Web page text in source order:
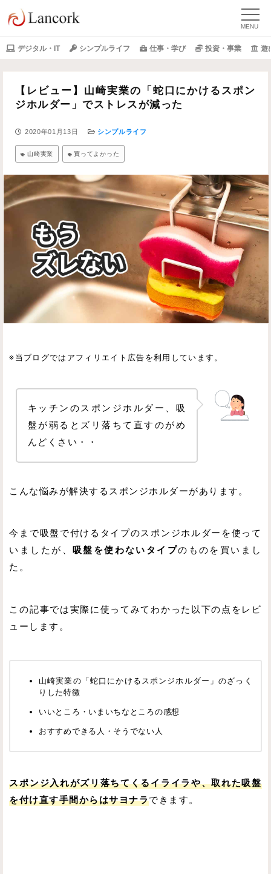
デジタル・IT シンプルライフ 仕事・学び 投資・事業 遊
【レビュー】山崎実業の「蛇口にかけるスポン
ジホルダー」でストレスが減った
2020年01月13日 シンプルライフ
山崎実業 買ってよかった
※当ブログではアフィリエイト広告を利用しています。
キッチンのスポンジホルダー、吸
盤が弱るとズリ落ちて直すのがめ
んどくさい・・
こんな悩みが解決するスポンジホルダーがあります。
今まで吸盤で付けるタイプのスポンジホルダーを使って
いましたが、
吸盤を使わないタイプのものを買いまし
た。
この記事では実際に使ってみてわかった以下の点をレビ
ューします。
山崎実業の「蛇口にかけるスポンジホルダー」のざっく
りした特徴
いいところ・いまいちなところの感想
おすすめできる人・そうでない人
スポンジ入れがズリ落ちてくるイライラや、取れた吸盤
を付け直す手間からはサヨナラできます。